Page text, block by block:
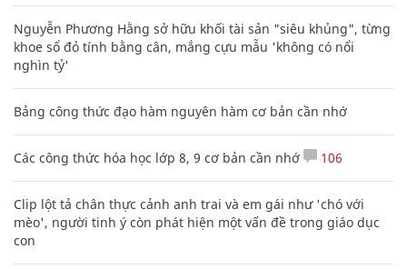
Nguyễn Phương Hằng sở hữu khối tài sản "siêu khủng", từng
khoe sổ đỏ tính bằng cân, mắng cựu mẫu 'không có nổi
nghìn tỷ'
Bảng công thức đạo hàm nguyên hàm cơ bản cần nhớ
Các công thức hóa học lớp 8, 9 cơ bản cần nhớ 106
Clip lột tả chân thực cảnh anh trai và em gái như 'chó với
mèo', người tinh ý còn phát hiện một vấn đề trong giáo dục
con